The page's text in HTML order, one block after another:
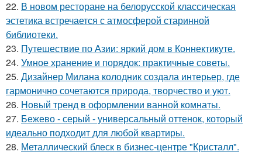
22. В новом ресторане на белорусской классическая
эстетика встречается с атмосферой старинной
библиотеки.
23. Путешествие по Азии: яркий дом в Коннектикуте.
24. Умное хранение и порядок: практичные советы.
25. Дизайнер Милана колодник создала интерьер, где
гармонично сочетаются природа, творчество и уют.
26. Новый тренд в оформлении ванной комнаты.
27. Бежево - серый - универсальный оттенок, который
идеально подходит для любой квартиры.
28. Металлический блеск в бизнес-центре "Кристалл".